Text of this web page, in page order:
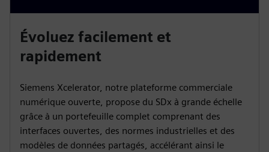
Évoluez facilement et
rapidement
Siemens Xcelerator, notre plateforme commerciale
numérique ouverte, propose du SDx à grande échelle
grâce à un portefeuille complet comprenant des
interfaces ouvertes, des normes industrielles et des
modèles de données partagés, accélérant ainsi le